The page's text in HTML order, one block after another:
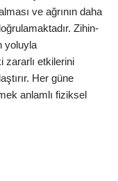
ve ağrının daha
Zihin-
yoluyla
zararlı etkilerini
Her güne
anlamlı fiziksel